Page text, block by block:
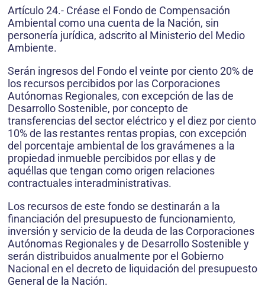
Artículo 24.- Créase el Fondo de Compensación
Ambiental como una cuenta de la Nación, sin
personería jurídica, adscrito al Ministerio del Medio
Ambiente.
Serán ingresos del Fondo el veinte por ciento 20% de
los recursos percibidos por las Corporaciones
Autónomas Regionales, con excepción de las de
Desarrollo Sostenible, por concepto de
transferencias del sector eléctrico y el diez por ciento
10% de las restantes rentas propias, con excepción
del porcentaje ambiental de los gravámenes a la
propiedad inmueble percibidos por ellas y de
aquéllas que tengan como origen relaciones
contractuales interadministrativas.
Los recursos de este fondo se destinarán a la
financiación del presupuesto de funcionamiento,
inversión y servicio de la deuda de las Corporaciones
Autónomas Regionales y de Desarrollo Sostenible y
serán distribuidos anualmente por el Gobierno
Nacional en el decreto de liquidación del presupuesto
General de la Nación.